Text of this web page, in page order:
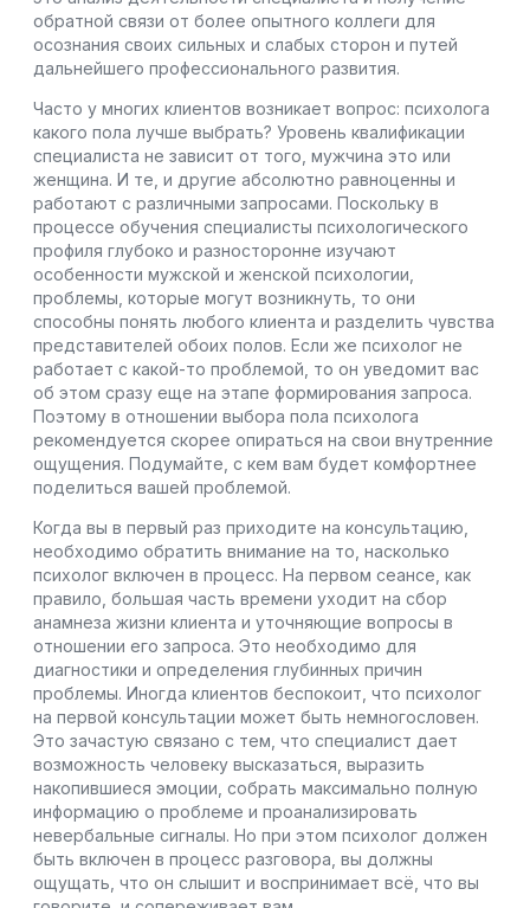
обратной связи от более опытного коллеги для
осознания своих сильных и слабых сторон и путей
дальнейшего профессионального развития.
Часто у многих клиентов возникает вопрос: психолога
какого пола лучше выбрать? Уровень квалификации
специалиста не зависит от того, мужчина это или
женщина. И те, и другие абсолютно равноценны и
работают с различными запросами. Поскольку в
процессе обучения специалисты психологического
профиля глубоко и разносторонне изучают
особенности мужской и женской психологии,
проблемы, которые могут возникнуть, то они
способны понять любого клиента и разделить чувства
представителей обоих полов. Если же психолог не
работает с какой-то проблемой, то он уведомит вас
об этом сразу еще на этапе формирования запроса.
Поэтому в отношении выбора пола психолога
рекомендуется скорее опираться на свои внутренние
ощущения. Подумайте, с кем вам будет комфортнее
поделиться вашей проблемой.
Когда вы в первый раз приходите на консультацию,
необходимо обратить внимание на то, насколько
психолог включен в процесс. На первом сеансе, как
правило, большая часть времени уходит на сбор
анамнеза жизни клиента и уточняющие вопросы в
отношении его запроса. Это необходимо для
диагностики и определения глубинных причин
проблемы. Иногда клиентов беспокоит, что психолог
на первой консультации может быть немногословен.
Это зачастую связано с тем, что специалист дает
возможность человеку высказаться, выразить
накопившиеся эмоции, собрать максимально полную
информацию о проблеме и проанализировать
невербальные сигналы. Но при этом психолог должен
быть включен в процесс разговора, вы должны
ощущать, что он слышит и воспринимает всё, что вы